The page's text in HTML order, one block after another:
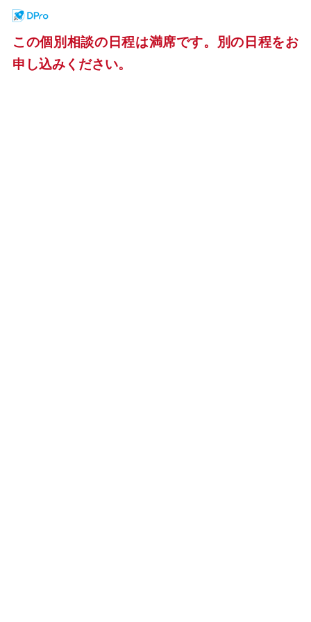
この個別相談の日程は満席です。別の日程をお
申し込みください。